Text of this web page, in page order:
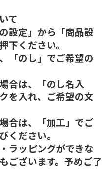
て
設定」から「商品設
下ください。
「のし」でご希望の
合は、「のし名入
を入れ、ご希望の文
合は、「加工」でご
ください。
ラッピングができな
ございます。予めご了